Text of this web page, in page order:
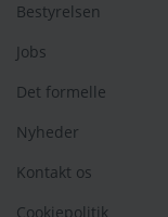
Bestyrelsen
Jobs
Det formelle
Nyheder
Kontakt os
Cookiepolitik